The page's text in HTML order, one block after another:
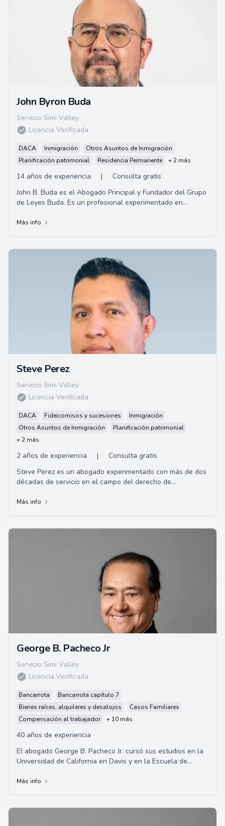
John Byron Buda
Servicio Simi Valley
Licencia Verificada
DACA Inmigración
Otros Asuntos de Inmigración
Planificación patrimonial
Residencia Permanente + 2 más
14 años de experiencia |
Consulta gratis
John B. Buda es el Abogado Principal y Fundador del Grupo
de Leyes Buda. Es un profesional experimentado en
Más info
Steve Perez
Servicio Simi Valley
Licencia Verificada
DACA Fideicomisos y sucesiones
Inmigración
Otros Asuntos de Inmigración
Planificación patrimonial
+ 2 más
2 años de experiencia |
Consulta gratis
Steve Perez es un abogado experimentado con más de dos
décadas de servicio en el campo del derecho de
Más info
George B. Pacheco Jr
Servicio Simi Valley
Licencia Verificada
Bancarrota
Bancarrota capítulo 7
Bienes raíces, alquileres y desalojos
Casos Familiares
Compensación al trabajador
+ 10 más
40 años de experiencia
El abogado George B. Pacheco Jr. cursó sus estudios en la
Universidad de California en Davis y en la Escuela de
Más info